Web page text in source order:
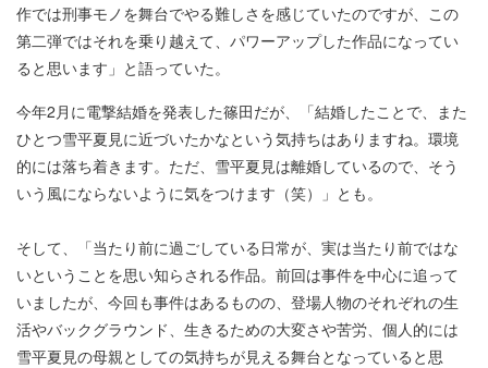
作では刑事モノを舞台でやる難しさを感じていたのですが、この
第二弾ではそれを乗り越えて、パワーアップした作品になってい
ると思います」と語っていた。
今年2月に電撃結婚を発表した篠田だが、「結婚したことで、また
ひとつ雪平夏見に近づいたかなという気持ちはありますね。環境
的には落ち着きます。ただ、雪平夏見は離婚しているので、そう
いう風にならないように気をつけます（笑）」とも。
そして、「当たり前に過ごしている日常が、実は当たり前ではな
いということを思い知らされる作品。前回は事件を中心に追って
いましたが、今回も事件はあるものの、登場人物のそれぞれの生
活やバックグラウンド、生きるための大変さや苦労、個人的には
雪平夏見の母親としての気持ちが見える舞台となっていると思